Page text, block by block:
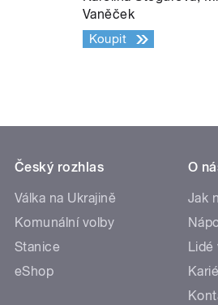
Vaněček
Koupit
Český rozhlas
Válka na Ukrajině
Komunální volby
Stanice
eShop
O
Jak
Lidé